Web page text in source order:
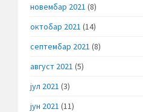
новембар 2021 (8)
октобар 2021 (14)
септембар 2021 (8)
август 2021 (5)
јул 2021 (3)
јун 2021 (11)